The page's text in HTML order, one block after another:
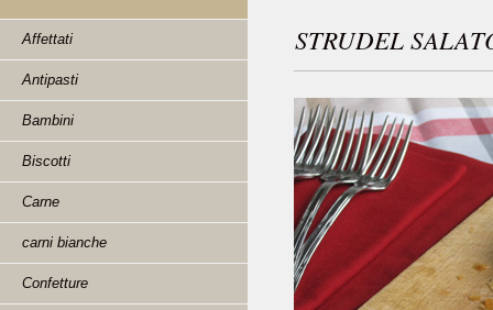
Affettati
Antipasti
Bambini
Biscotti
Carne
carni bianche
Confetture
STRUDEL